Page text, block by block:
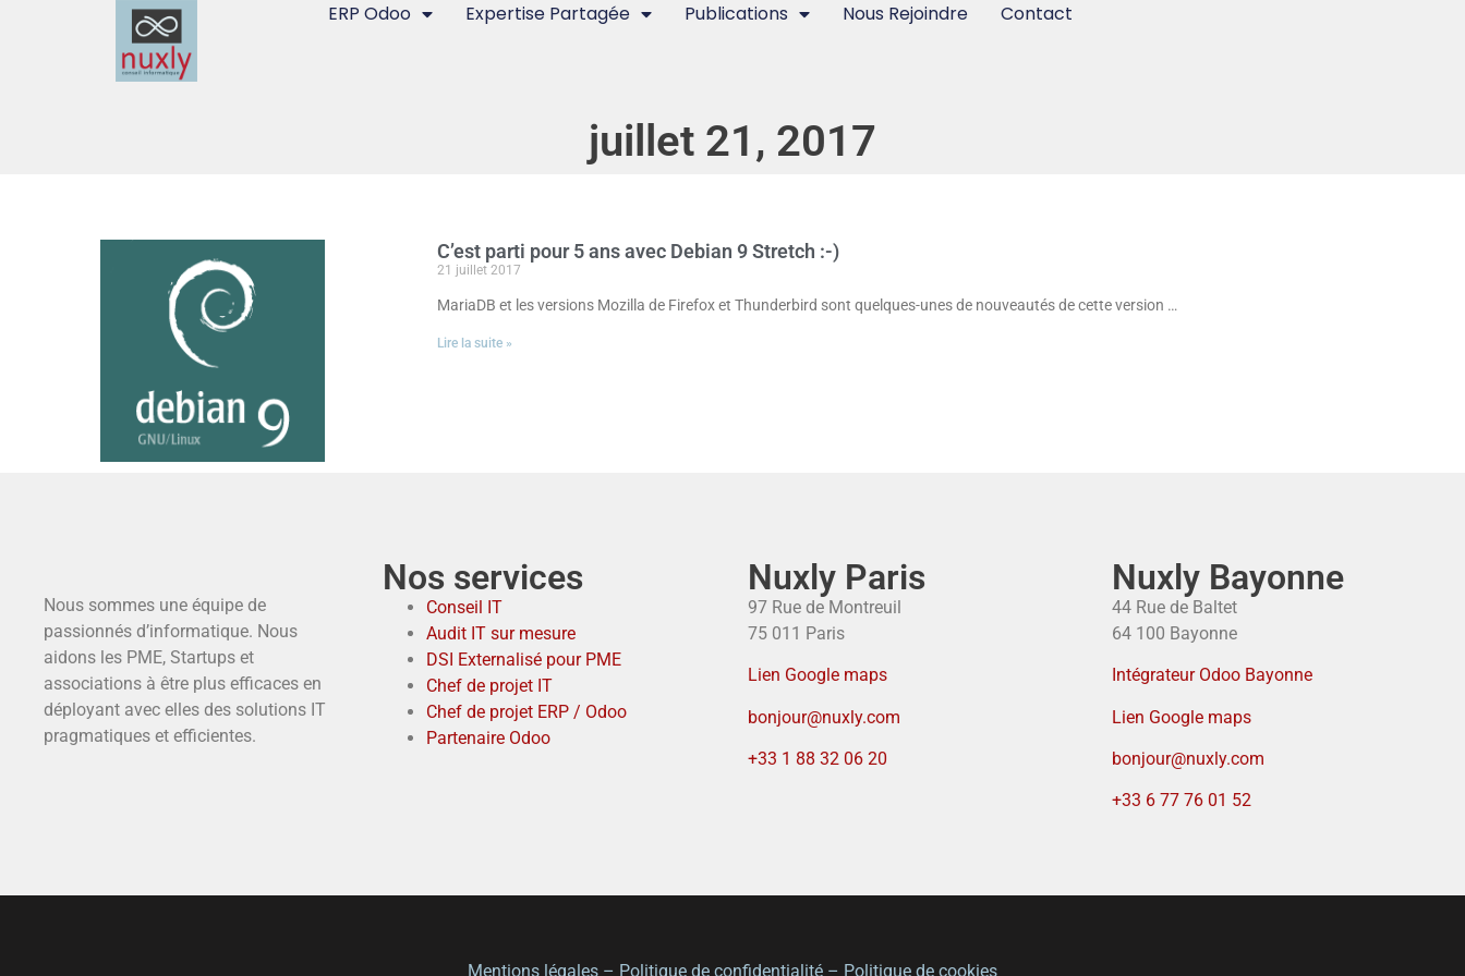
ERP Odoo Expertise Partagée Publications Nous Rejoindre Contact
juillet 21, 2017
C’est parti pour 5 ans avec Debian 9 Stretch :-)
21 juillet 2017
MariaDB et les versions Mozilla de Firefox et Thunderbird sont quelques-unes de nouveautés de cette version …
Lire la suite »
Nous sommes une équipe de
passionnés d’informatique. Nous
aidons les PME, Startups et
associations à être plus efficaces en
déployant avec elles des solutions IT
pragmatiques et efficientes.
Nos services
Conseil IT
Audit IT sur mesure
DSI Externalisé pour PME
Chef de projet IT
Chef de projet ERP / Odoo
Partenaire Odoo
Nuxly Paris
97 Rue de Montreuil
75 011 Paris
Lien Google maps
bonjour@nuxly.com
+33 1 88 32 06 20
Nuxly Bayonne
44 Rue de Baltet
64 100 Bayonne
Intégrateur Odoo Bayonne
Lien Google maps
bonjour@nuxly.com
+33 6 77 76 01 52
Mentions légales – Politique de confidentialité – Politique de cookies